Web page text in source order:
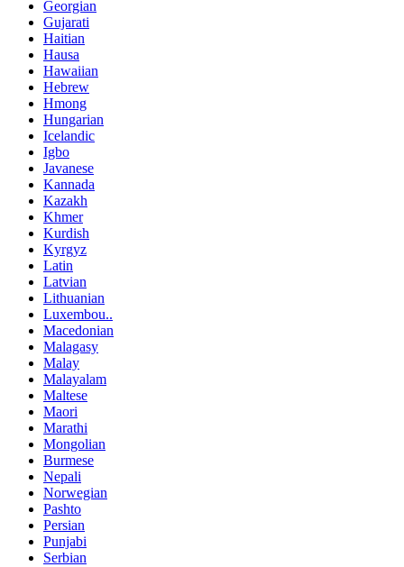
Georgian
Gujarati
Haitian
Hausa
Hawaiian
Hebrew
Hmong
Hungarian
Icelandic
Igbo
Javanese
Kannada
Kazakh
Khmer
Kurdish
Kyrgyz
Latin
Latvian
Lithuanian
Luxembou..
Macedonian
Malagasy
Malay
Malayalam
Maltese
Maori
Marathi
Mongolian
Burmese
Nepali
Norwegian
Pashto
Persian
Punjabi
Serbian